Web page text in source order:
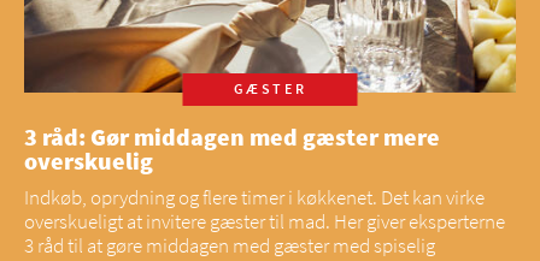
GÆSTER
3 råd: Gør middagen med gæster mere
overskuelig
Indkøb, oprydning og flere timer i køkkenet. Det kan virke
overskueligt at invitere gæster til mad. Her giver eksperterne
3 råd til at gøre middagen med gæster med spiselig